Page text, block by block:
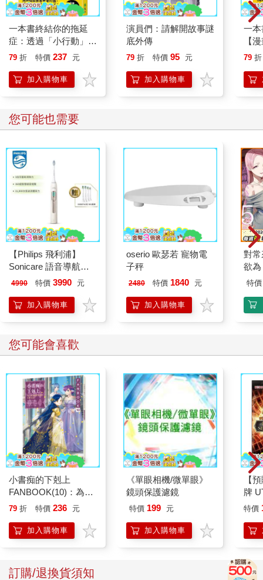
一本書終結你的拖延
症：透過「小行動」打
開大腦的行動開關，懶
的37個科學方法
79 折 特價 237 元
加入購物車
演員們：請解開故事謎
底外傳
79 折 特價 95 元
加入購物車
一
【
行
「
學方
79 折
您可能也需要
【Philips 飛利浦】
Sonicare 語音導航音
波電動牙刷-晨光杏
4990 特價 3990 元
加入購物車
oserio 歐瑟若 寵物電
子秤
2480 特價 1840 元
加入購物車
對
欲為
特價
您可能會喜歡
小書痴的下剋上
FANBOOK(10)：為了
成為圖書管理員不擇手
79 折 特價 236 元
加入購物車
《單眼相機/微單眼》
鏡頭保護濾鏡
特價 199 元
加入購物車
【
牌
日
特價
訂購/退換貨須知